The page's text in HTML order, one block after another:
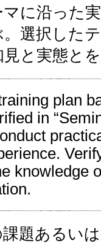
に沿った
選択した
と実態と
plan
in
knowledge
題あるい